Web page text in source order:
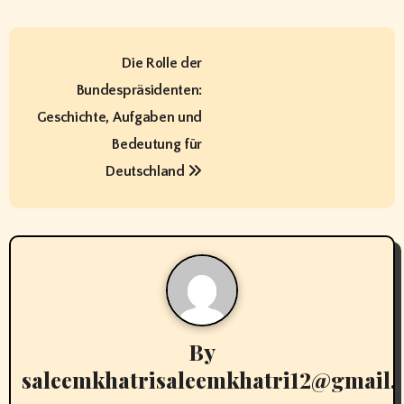
P
a
a
Die Rolle der
Bundespräsidenten:
Geschichte, Aufgaben und
Bedeutung für
Deutschland
By